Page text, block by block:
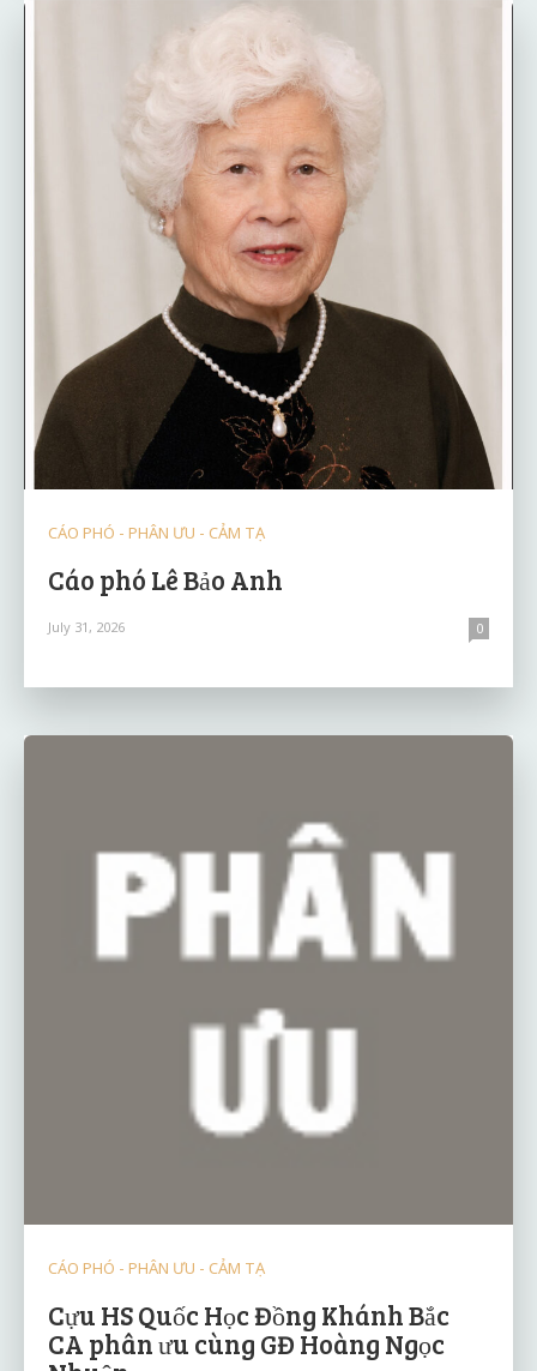
CÁO PHÓ - PHÂN ƯU - CẢM TẠ
Cáo phó Lê Bảo Anh
July 31, 2026 0
CÁO PHÓ - PHÂN ƯU - CẢM TẠ
Cựu HS Quốc Học Đồng Khánh Bắc
CA phân ưu cùng GĐ Hoàng Ngọc